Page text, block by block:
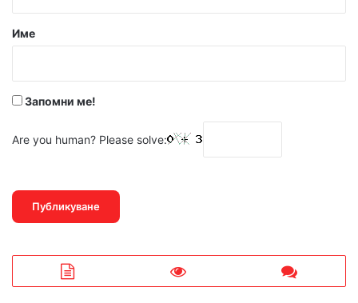
р
Име
Запомни ме!
Are you human? Please solve: